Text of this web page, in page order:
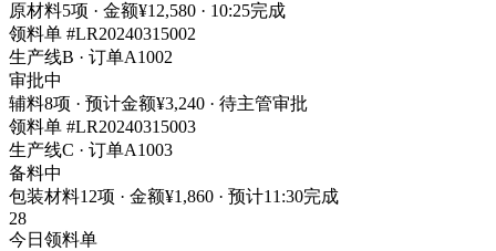
原材料5项 · 金额¥12,580 · 10:25完成
领料单 #LR20240315002
生产线B · 订单A1002
审批中
辅料8项 · 预计金额¥3,240 · 待主管审批
领料单 #LR20240315003
生产线C · 订单A1003
备料中
包装材料12项 · 金额¥1,860 · 预计11:30完成
28
今日领料单